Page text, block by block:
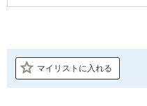
マイリストに入れる